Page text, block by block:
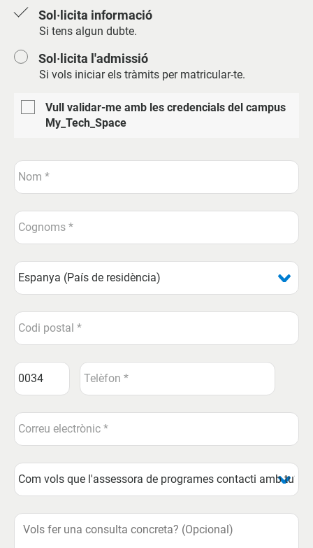
Sol·licita informació
Si tens algun dubte.
Sol·licita l'admissió
Si vols iniciar els tràmits per matricular-te.
Vull validar-me amb les credencials del campus
My_Tech_Space